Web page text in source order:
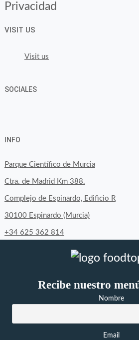
Privacidad
VISIT US
Visit us
SOCIALES
on
Facebook
on
Twitter
on
Instagram
INFO
Parque Científico de Murcia
Ctra. de Madrid Km 388.
Complejo de Espinardo, Edificio R
30100 Espinardo (Murcia)
+34 625 362 814
Recibe nuestro
Nombre
Email